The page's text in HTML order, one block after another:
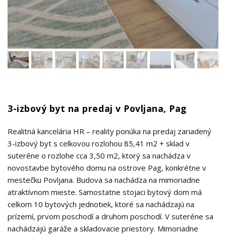
3-izbový byt na predaj v Povljana, Pag
Realitná kancelária HR – reality ponúka na predaj zariadený
3-izbový byt s celkovou rozlohou 85,41 m2 + sklad v
suteréne o rozlohe cca 3,50 m2, ktorý sa nachádza v
novostavbe bytového domu na ostrove Pag, konkrétne v
mestečku Povljana. Budova sa nachádza na mimoriadne
atraktívnom mieste. Samostatne stojaci bytový dom má
celkom 10 bytových jednotiek, ktoré sa nachádzajú na
prízemí, prvom poschodí a druhom poschodí. V suteréne sa
nachádzajú garáže a skladovacie priestory. Mimoriadne